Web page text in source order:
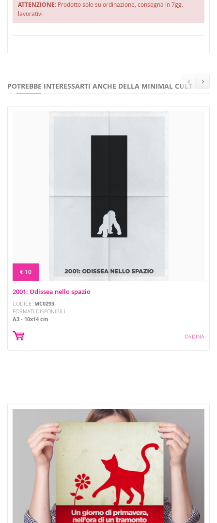
ATTENZIONE: Prodotto solo su ordinazione, consegna in 7gg.
lavorativi
POTREBBE INTERESSARTI ANCHE DELLA MINIMAL CULT
€ 10
2001: Odissea nello spazio
CODICE: MC0293
FORMATI DISPONIBILI:
A3
10x14 cm
ORDINA